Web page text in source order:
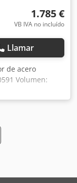
1.785 €
VB IVA no incluído
Llamar
de acero
Volumen:
de las patas:
1.4301 /
Diámetro
total:
características: